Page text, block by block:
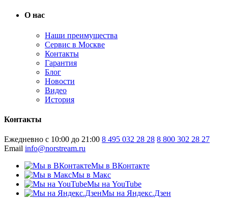
О нас
Наши преимущества
Сервис в Москве
Контакты
Гарантия
Блог
Новости
Видео
История
Контакты
Ежедневно с 10:00 до 21:00 8 495 032 28 28 8 800 302 28 27
Email info@norstream.ru
Мы в ВКонтакте
Мы в Макс
Мы на YouTube
Мы на Яндекс.Дзен